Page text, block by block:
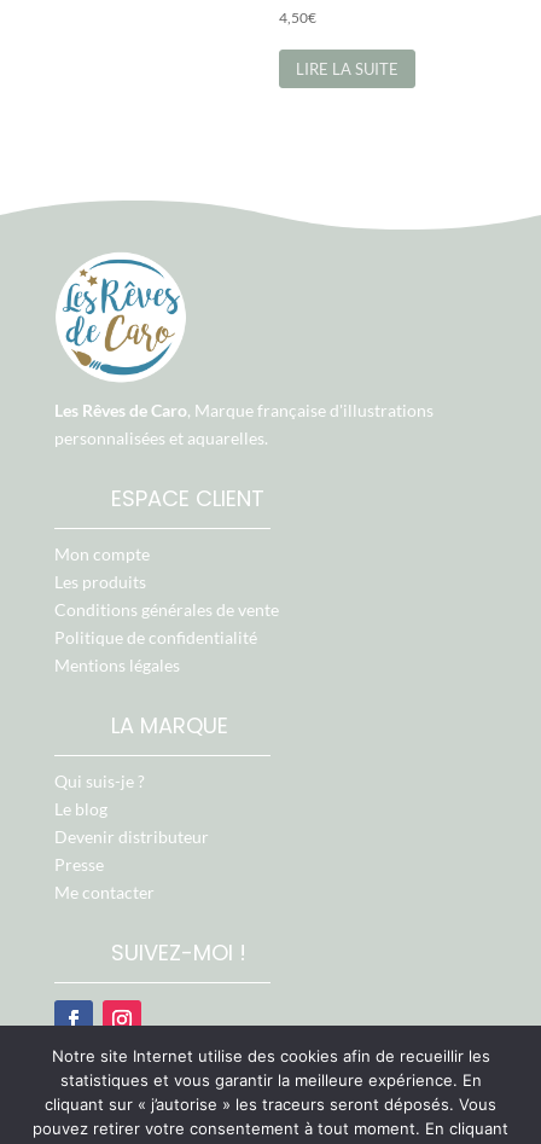
4,50€
LIRE LA SUITE
Les Rêves de Caro, Marque française d'illustrations
personnalisées et aquarelles.
ESPACE CLIENT
Mon compte
Les produits
Conditions générales de vente
Politique de confidentialité
Mentions légales
LA MARQUE
Qui suis-je ?
Le blog
Devenir distributeur
Presse
Me contacter
SUIVEZ-MOI !
Retrouvez-moi aussi sur :
Notre site Internet utilise des cookies afin de recueillir les
statistiques et vous garantir la meilleure expérience. En
cliquant sur « j’autorise » les traceurs seront déposés. Vous
pouvez retirer votre consentement à tout moment. En cliquant